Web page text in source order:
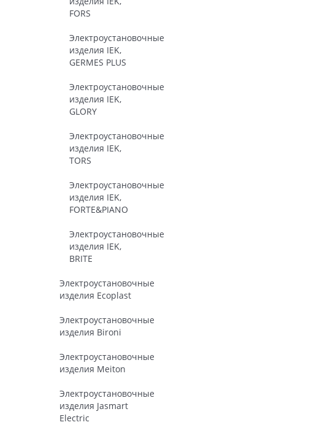
FORS
Электроустановочные
изделия IEK,
GERMES PLUS
Электроустановочные
изделия IEK,
GLORY
Электроустановочные
изделия IEK,
TORS
Электроустановочные
изделия IEK,
FORTE&PIANO
Электроустановочные
изделия IEK,
BRITE
Электроустановочные
изделия Ecoplast
Электроустановочные
изделия Bironi
Электроустановочные
изделия Meiton
Электроустановочные
изделия Jasmart
Electric